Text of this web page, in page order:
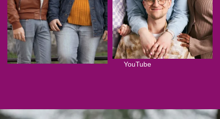
YouTube